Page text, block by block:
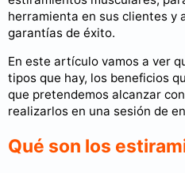
herramienta en sus clientes y
garantías de éxito.
En este artículo vamos a ver
tipos que hay, los beneficios
que pretendemos alcanzar
realizarlos en una sesión de
Qué son los